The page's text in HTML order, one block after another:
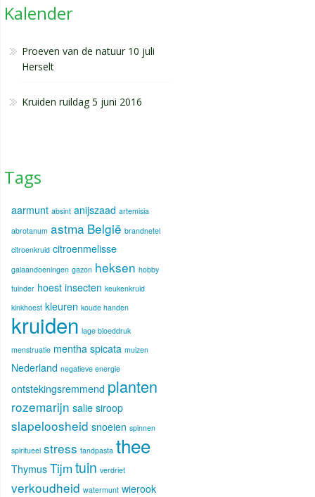
Kalender
Proeven van de natuur 10 juli
Herselt
Kruiden ruildag 5 juni 2016
Tags
aarmunt absint anijszaad artemisia
abrotanum astma België brandnetel
citroenkruid citroenmelisse
galaandoeningen gazon heksen hobby
tuinder hoest insecten keukenkruid
kinkhoest kleuren koude handen
kruiden lage bloeddruk
menstruatie mentha spicata muizen
Nederland negatieve energie
ontstekingsremmend planten
rozemarijn salie siroop
slapeloosheid snoeien spinnen
spiritueel stress tandpasta thee
Thymus Tijm tuin verdriet
verkoudheid watermunt wierook